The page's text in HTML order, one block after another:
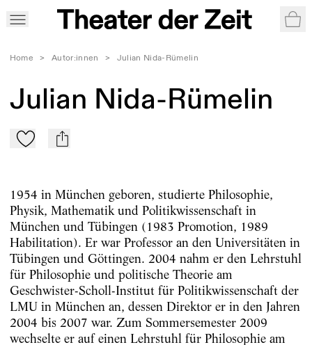
Home > Autor:innen > Julian Nida-Rümelin
Julian Nida-Rümelin
Zu Mein-TdZ hinzufügen
mail
1954 in München geboren, studierte Philosophie,
Physik, Mathematik und Politikwissenschaft in
München und Tübingen (1983 Promotion, 1989
Habilitation). Er war Professor an den Universitäten in
Tübingen und Göttingen. 2004 nahm er den Lehrstuhl
für Philosophie und politische Theorie am
Geschwister-Scholl-Institut für Politikwissenschaft der
LMU in München an, dessen Direktor er in den Jahren
2004 bis 2007 war. Zum Sommersemester 2009
wechselte er auf einen Lehrstuhl für Philosophie am